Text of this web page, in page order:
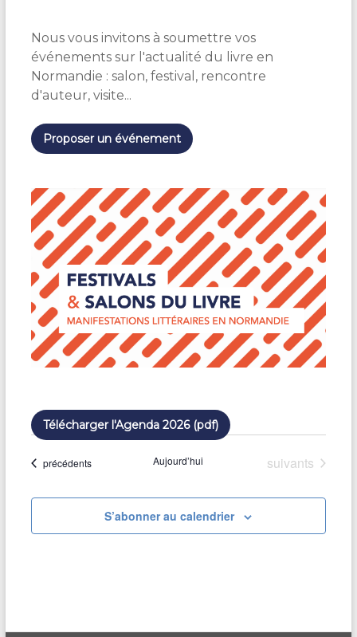
c
t
i
o
n
e
z
e
d
a
t
.
Nous vous invitons à soumettre vos
événements sur l'actualité du livre en
Normandie : salon, festival, rencontre
d'auteur, visite...
Proposer un événement
Télécharger l'Agenda 2026 (pdf)
Évènements
précédents Aujourd’hui Évènements
suivants
S’abonner au calendrier